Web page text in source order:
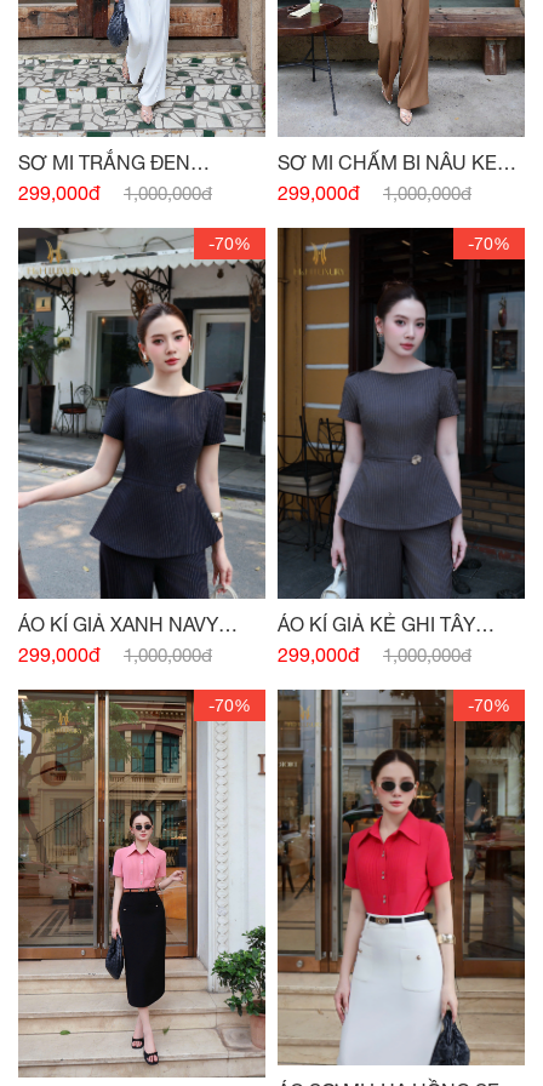
SƠ MI TRẮNG ĐEN
PEPLUM NƠ EO
299,000đ 1,000,000đ
SƠ MI CHẤM BI NÂU KEM
PEPLUM
299,000đ 1,000,000đ
-70%
ÁO KÍ GIẢ XANH NAVY
ĐÍNH CHARM
299,000đ 1,000,000đ
-70%
ÁO KÍ GIẢ KẺ GHI TÂY
ĐÍNH CHARM EO
299,000đ 1,000,000đ
-70% -70%